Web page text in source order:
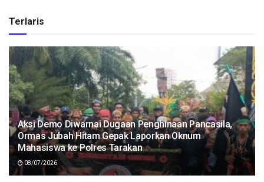
Terlaris
Aksi Demo Diwarnai Dugaan Penghinaan Pancasila,
Ormas Jubah Hitam Gepak Laporkan Oknum
Mahasiswa ke Polres Tarakan
08/07/2026